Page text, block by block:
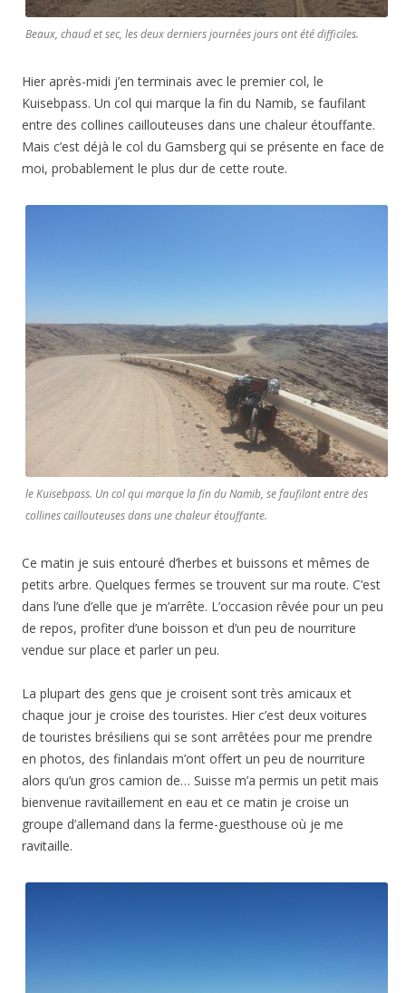
Beaux, chaud et sec, les deux derniers journées jours ont été difficiles.
Hier après-midi j’en terminais avec le premier col, le
Kuisebpass. Un col qui marque la fin du Namib, se faufilant
entre des collines caillouteuses dans une chaleur étouffante.
Mais c’est déjà le col du Gamsberg qui se présente en face de
moi, probablement le plus dur de cette route.
le Kuisebpass. Un col qui marque la fin du Namib, se faufilant entre des
collines caillouteuses dans une chaleur étouffante.
Ce matin je suis entouré d’herbes et buissons et mêmes de
petits arbre. Quelques fermes se trouvent sur ma route. C’est
dans l’une d’elle que je m’arrête. L’occasion rêvée pour un peu
de repos, profiter d’une boisson et d’un peu de nourriture
vendue sur place et parler un peu.
La plupart des gens que je croisent sont très amicaux et
chaque jour je croise des touristes. Hier c’est deux voitures
de touristes brésiliens qui se sont arrêtées pour me prendre
en photos, des finlandais m’ont offert un peu de nourriture
alors qu’un gros camion de… Suisse m’a permis un petit mais
bienvenue ravitaillement en eau et ce matin je croise un
groupe d’allemand dans la ferme-guesthouse où je me
ravitaille.